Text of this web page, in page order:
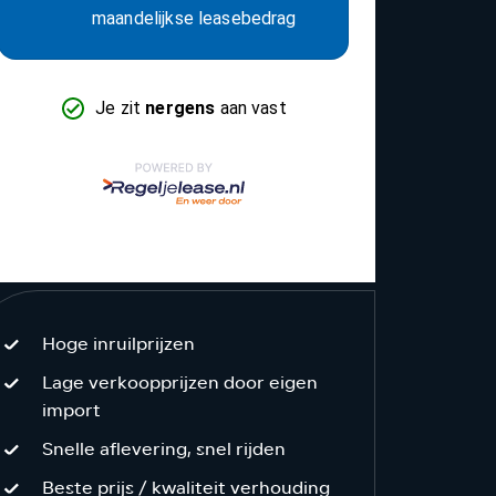
Hoge inruilprijzen
Lage verkoopprijzen door eigen
import
Snelle aflevering, snel rijden
Beste prijs / kwaliteit verhouding